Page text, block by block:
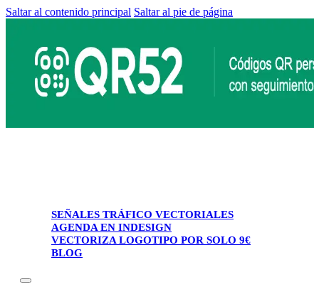
Saltar al contenido principal Saltar al pie de página
SEÑALES TRÁFICO VECTORIALES
AGENDA EN INDESIGN
VECTORIZA LOGOTIPO POR SOLO 9€
BLOG